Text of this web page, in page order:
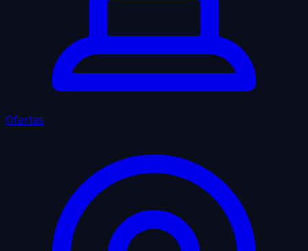
Ofertas